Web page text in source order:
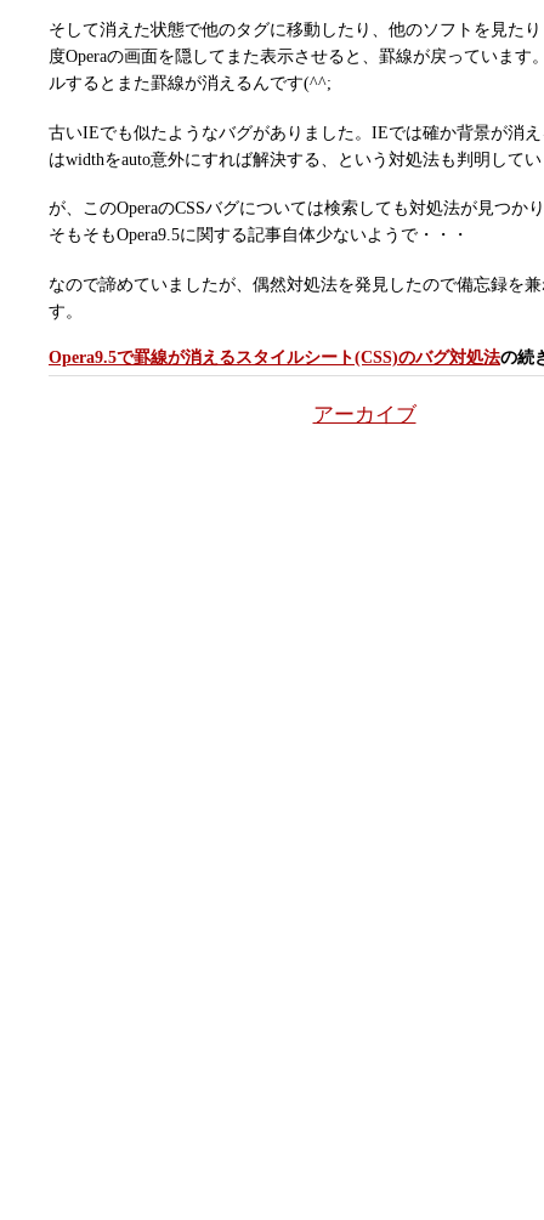
そして消えた状態で他のタグに移動したり、他のソフトを見た
度Operaの画面を隠してまた表示させると、罫線が戻っています
ルするとまた罫線が消えるんです(^^;
古いIEでも似たようなバグがありました。IEでは確か背景が消
はwidthをauto意外にすれば解決する、という対処法も判明して
が、このOperaのCSSバグについては検索しても対処法が見つか
そもそもOpera9.5に関する記事自体少ないようで・・・
なので諦めていましたが、偶然対処法を発見したので備忘録を
す。
Opera9.5で罫線が消えるスタイルシート(CSS)のバグ対処法の続
アーカイブ